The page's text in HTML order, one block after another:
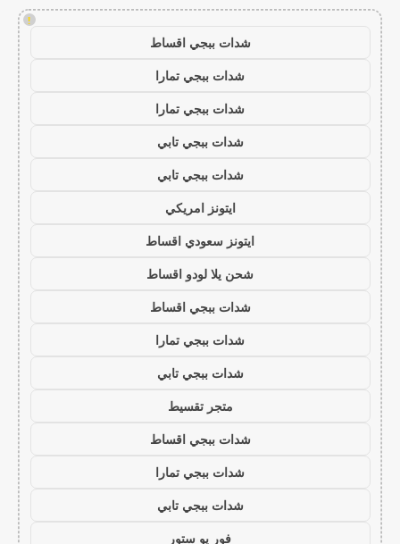
!
شدات ببجي اقساط
شدات ببجي تمارا
شدات ببجي تمارا
شدات ببجي تابي
شدات ببجي تابي
ايتونز امريكي
ايتونز سعودي اقساط
شحن يلا لودو اقساط
شدات ببجي اقساط
شدات ببجي تمارا
شدات ببجي تابي
متجر تقسيط
شدات ببجي اقساط
شدات ببجي تمارا
شدات ببجي تابي
فور يو ستور